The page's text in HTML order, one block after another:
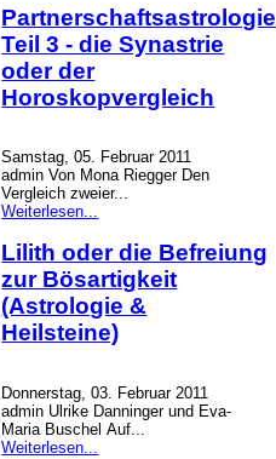
Partnerschaftsastrologie
Teil 3 - die Synastrie
oder der
Horoskopvergleich
Samstag, 05. Februar 2011
admin Von Mona Riegger Den
Vergleich zweier...
Weiterlesen...
Lilith oder die Befreiung
zur Bösartigkeit
(Astrologie &
Heilsteine)
Donnerstag, 03. Februar 2011
admin Ulrike Danninger und Eva-
Maria Buschel Auf...
Weiterlesen...